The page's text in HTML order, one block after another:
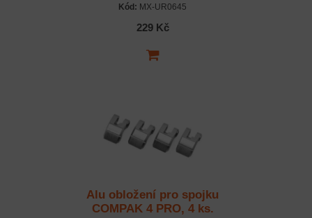
Kód: MX-UR0645
229 Kč
Alu obložení pro spojku
COMPAK 4 PRO, 4 ks.